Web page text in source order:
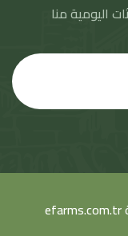
اليومية منا
efarms.com.tr